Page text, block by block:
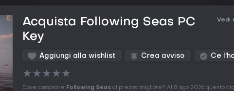
Acquista Following Seas PC
Key
Vedi
Aggiungi alla wishlist Crea avviso Ce
★★★★★
Dove comprare Following Seas al prezzo migliore? Al 8 ago 2026 questo